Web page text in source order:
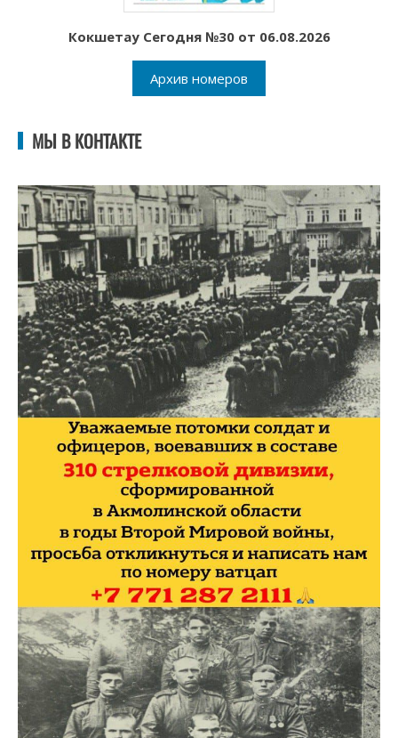
Кокшетау Сегодня №30 от 06.08.2026
Архив номеров
МЫ В КОНТАКТЕ